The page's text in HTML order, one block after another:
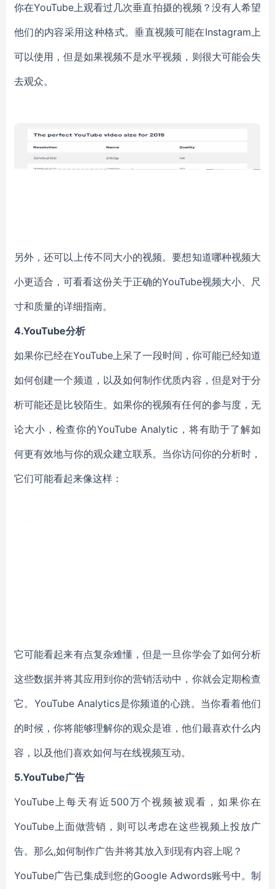
你在YouTube上观看过几次垂直拍摄的视频？没有人希望
他们的内容采用这种格式。垂直视频可能在Instagram上
可以使用，但是如果视频不是水平视频，则很大可能会失
去观众。
另外，还可以上传不同大小的视频。要想知道哪种视频大
小更适合，可看看这份关于正确的YouTube视频大小、尺
寸和质量的详细指南。
4.YouTube分析
如果你已经在YouTube上呆了一段时间，你可能已经知道
如何创建一个频道，以及如何制作优质内容，但是对于分
析可能还是比较陌生。如果你的视频有任何的参与度，无
论大小，检查你的YouTube Analytic，将有助于了解如
何更有效地与你的观众建立联系。当你访问你的分析时，
它们可能看起来像这样：
它可能看起来有点复杂难懂，但是一旦你学会了如何分析
这些数据并将其应用到你的营销活动中，你就会定期检查
它。YouTube Analytics是你频道的心跳。当你看着他们
的时候，你将能够理解你的观众是谁，他们最喜欢什么内
容，以及他们喜欢如何与在线视频互动。
5.YouTube广告
YouTube上每天有近500万个视频被观看，如果你在
YouTube上面做营销，则可以考虑在这些视频上投放广
告。那么,如何制作广告并将其放入到现有内容上呢？
YouTube广告已集成到您的Google Adwords账号中。制